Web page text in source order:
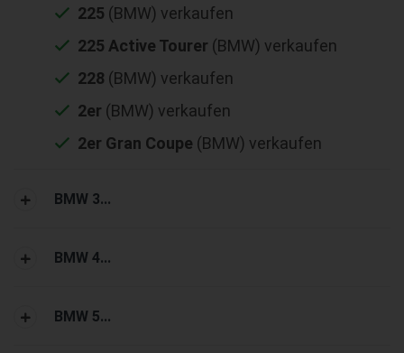
225 (BMW) verkaufen
225 Active Tourer (BMW) verkaufen
228 (BMW) verkaufen
2er (BMW) verkaufen
2er Gran Coupe (BMW) verkaufen
BMW 3...
BMW 4...
BMW 5...